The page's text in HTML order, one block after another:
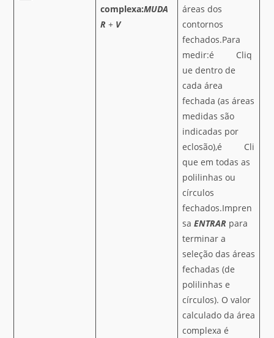
complexa:MUDA
R+ V
áreas dos
contornos
fechados.Para
medir:é Cliq
ue dentro de
cada área
fechada (as áreas
medidas são
indicadas por
eclosão),é Cli
que em todas as
polilinhas ou
círculos
fechados.Impren
saENTRAR para
terminar a
seleção das áreas
fechadas (de
polilinhas e
círculos). O valor
calculado da área
complexa é